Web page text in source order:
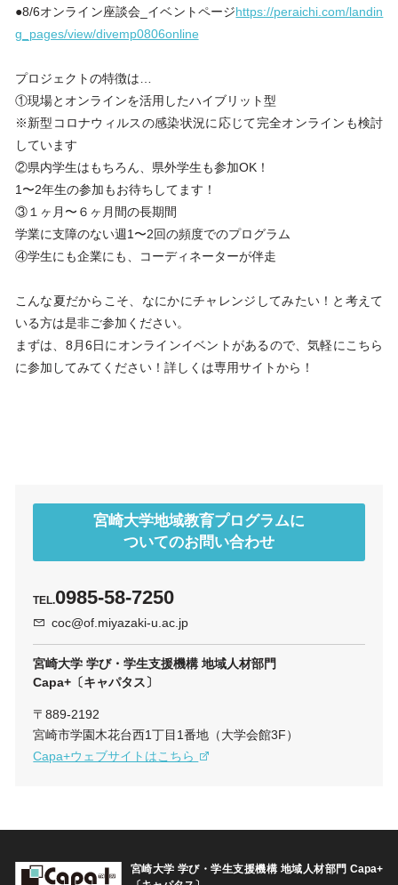
●8/6オンライン座談会_イベントページhttps://peraichi.com/landin
g_pages/view/divemp0806online
プロジェクトの特徴は…
①現場とオンラインを活用したハイブリット型
※新型コロナウィルスの感染状況に応じて完全オンラインも検討
しています
②県内学生はもちろん、県外学生も参加OK！
1〜2年生の参加もお待ちしてます！
③１ヶ月〜６ヶ月間の長期間
学業に支障のない週1〜2回の頻度でのプログラム
④学生にも企業にも、コーディネーターが伴走
こんな夏だからこそ、なにかにチャレンジしてみたい！と考えて
いる方は是非ご参加ください。
まずは、8月6日にオンラインイベントがあるので、気軽にこちら
に参加してみてください！詳しくは専用サイトから！
宮崎大学地域教育プログラムに
ついてのお問い合わせ
TEL.0985-58-7250
coc@of.miyazaki-u.ac.jp
宮崎大学 学び・学生支援機構 地域人材部門
Capa+〔キャパタス〕
〒889-2192
宮崎市学園木花台西1丁目1番地（大学会館3F）
Capa+ウェブサイトはこちら
宮崎大学 学び・学生支援機構 地域人材部門 Capa+